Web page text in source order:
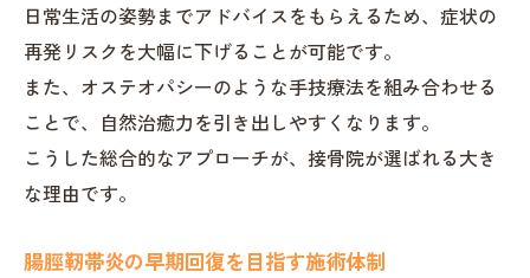
日常生活の姿勢までアドバイスをもらえるため、症状の
再発リスクを大幅に下げることが可能です。
また、オステオパシーのような手技療法を組み合わせる
ことで、自然治癒力を引き出しやすくなります。
こうした総合的なアプローチが、接骨院が選ばれる大き
な理由です。
腸脛靭帯炎の早期回復を目指す施術体制